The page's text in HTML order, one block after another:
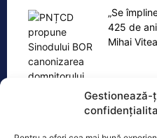
Gestionează-
„Se
425 de
Mihai
Oficiul de Știri